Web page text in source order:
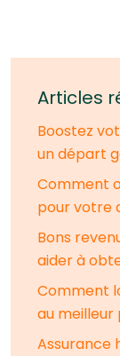
Articles
Boostez
un départ
Comment
pour votre
Bons
aider à
Comment
au meilleur
Assurance